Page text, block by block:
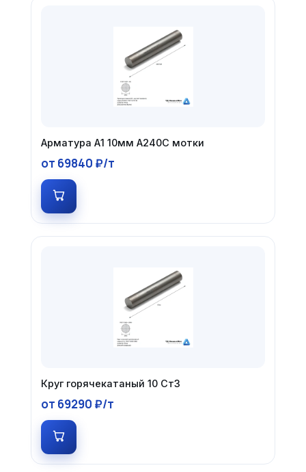
Арматура А1 10мм А240С мотки
от 69840 ₽/т
Круг горячекатаный 10 Ст3
от 69290 ₽/т